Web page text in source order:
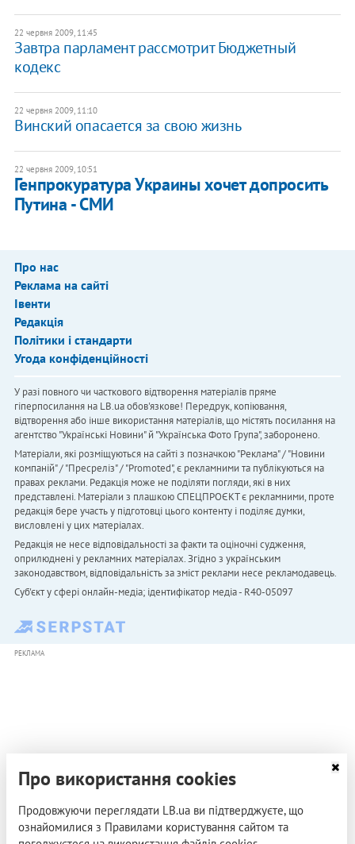
22 червня 2009, 11:45
Завтра парламент рассмотрит Бюджетный
кодекс
22 червня 2009, 11:10
Винский опасается за свою жизнь
22 червня 2009, 10:51
Генпрокуратура Украины хочет допросить
Путина - СМИ
Про нас
Реклама на сайті
Івенти
Редакція
Політики і стандарти
Угода конфіденційності
У разі повного чи часткового відтворення матеріалів пряме
гіперпосилання на LB.ua обов'язкове! Передрук, копіювання,
відтворення або інше використання матеріалів, що містять посилання на
агентство "Українськi Новини" й "Українська Фото Група", заборонено.
Матеріали, які розміщуються на сайті з позначкою "Реклама" / "Новини
компаній" / "Пресреліз" / "Promoted", є рекламними та публікуються на
правах реклами. Редакція може не поділяти погляди, які в них
представлені. Матеріали з плашкою СПЕЦПРОЄКТ є рекламними, проте
редакція бере участь у підготовці цього контенту і поділяє думки,
висловлені у цих матеріалах.
Редакція не несе відповідальності за факти та оціночні судження,
оприлюднені у рекламних матеріалах. Згідно з українським
законодавством, відповідальність за зміст реклами несе рекламодавець.
Cуб'єкт у сфері онлайн-медіа; ідентифікатор медіа - R40-05097
РЕКЛАМА
Про використання cookies
Продовжуючи переглядати LB.ua ви підтверджуєте, що
ознайомилися з Правилами користування сайтом та